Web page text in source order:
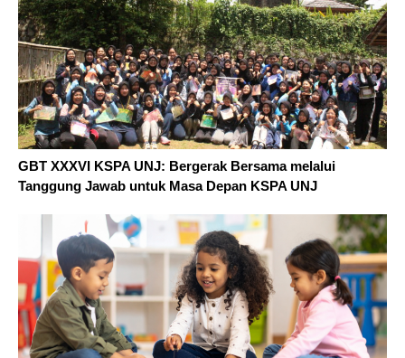
GBT XXXVI KSPA UNJ: Bergerak Bersama melalui
Tanggung Jawab untuk Masa Depan KSPA UNJ